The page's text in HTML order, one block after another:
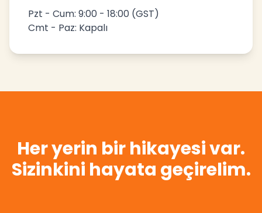
Pzt - Cum: 9:00 - 18:00 (GST)
Cmt - Paz: Kapalı
Her yerin bir hikayesi var.
Sizinkini hayata geçirelim.